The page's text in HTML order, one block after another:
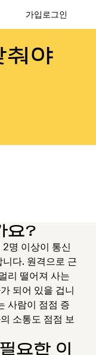
가입 로그인
춰야
요?
명 이상이 통신
니다. 원격으로 근
리 떨어져 사는
되어 있을 겁니
사람이 점점 증
소통도 점점 보
요한 이